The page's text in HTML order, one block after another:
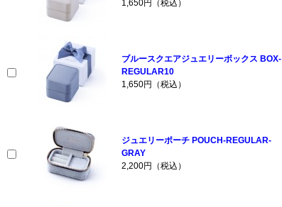
1,650円（税込）
ブルースクエアジュエリーボックス BOX-
REGULAR10
1,650円（税込）
ジュエリーポーチ POUCH-REGULAR-
GRAY
2,200円（税込）